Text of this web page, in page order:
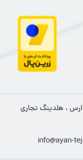
ارس ، هلدینگ تجاری
info@ayan-